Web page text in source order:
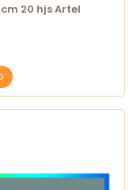
20 hjs Artel